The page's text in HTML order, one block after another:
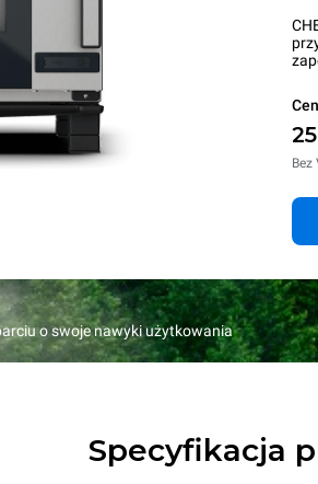
Bez
o swoje nawyki użytkowania
Specyfikacja